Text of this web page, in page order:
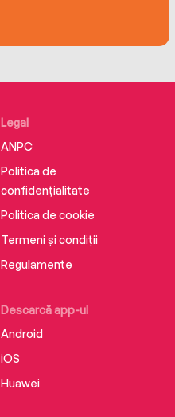
Descarcă app-ul
Android
iOS
Huawei
Legal
ANPC
Politica de
confidențialitate
Politica de cookie
Termeni și condiții
Regulamente